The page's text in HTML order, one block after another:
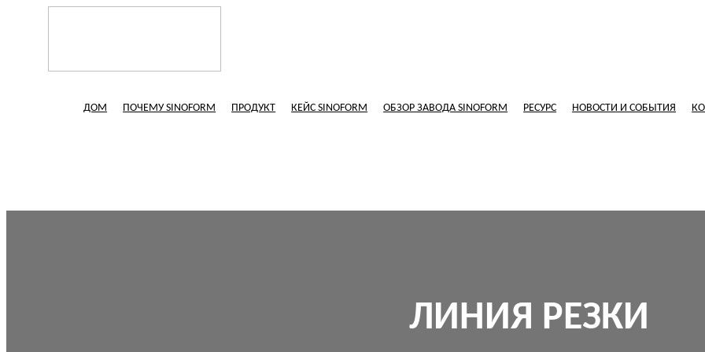
ДОМ ПОЧЕМУ SINOFORM ПРОДУКТ КЕЙС SINOFORM ОБЗОР ЗАВОДА SINOFORM РЕСУРС НОВОСТИ И СОБЫТИЯ
ЛИНИЯ РЕЗКИ